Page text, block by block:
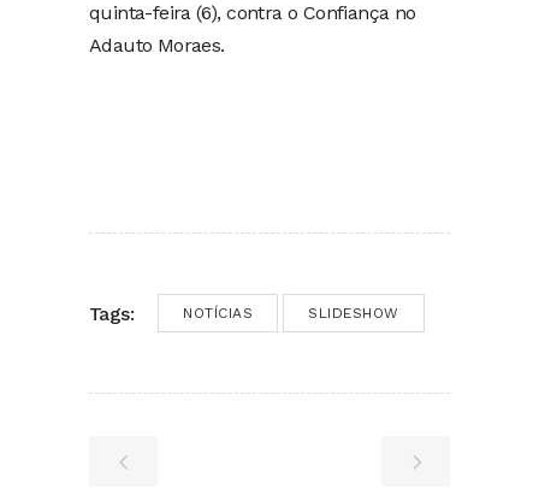
quinta-feira (6), contra o Confiança no
Adauto Moraes.
Tags: NOTÍCIAS SLIDESHOW